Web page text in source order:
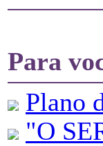
Para
Plano
"O